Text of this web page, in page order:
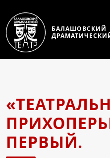
БАЛАШОВСКИЙ
ПЕРВЫЙ.